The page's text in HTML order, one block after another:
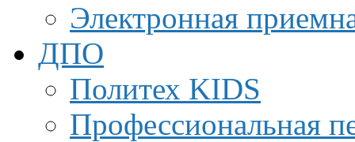
Электронная
ДПО
Политех KIDS
Профессиональная